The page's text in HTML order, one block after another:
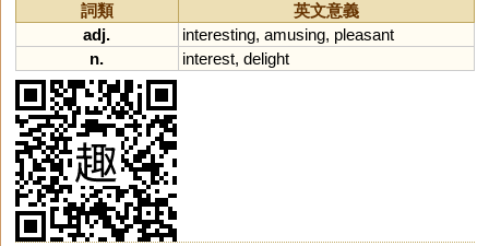
詞類
英文意義
adj.
interesting, amusing, pleasant
n.
interest, delight